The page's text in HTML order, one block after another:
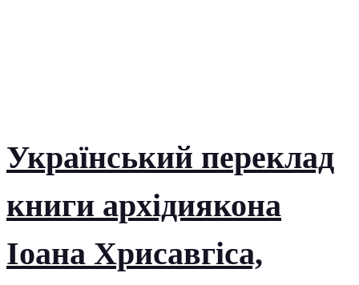
Український переклад
книги архідиякона
Іоана Хрисавгіса,